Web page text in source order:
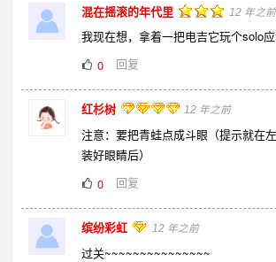
混在摇滚的年代里 12 年之前
我现在想，拿着一把电吉它玩个solo应
0
回复
红杉树 12 年之前
注意：要把青蛙点成斗眼（提示就在
装好眼睛后）
0
回复
缤纷彩虹 12 年之前
过关~~~~~~~~~~~~~~~